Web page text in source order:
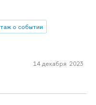
о событии
14 декабря 2023